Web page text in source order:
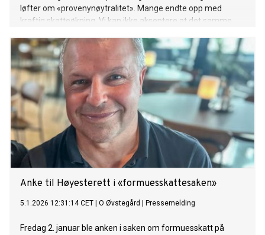
løfter om «provenynøytralitet». Mange endte opp med
kraftig skatteøkning. Vi kan ikke akseptere at det samme
Hytteforbund.
Anke til Høyesterett i «formuesskattesaken»
5.1.2026 12:31:14 CET O Øvstegård Pressemelding
Fredag 2. januar ble anken i saken om formuesskatt på